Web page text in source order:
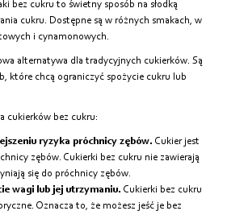
bez cukru to świetny sposób na słodką
cukru. Dostępne są w różnych smakach, w
i cynamonowych.
alternatywa dla tradycyjnych cukierków. Są
które chcą ograniczyć spożycie cukru lub
cukierków bez cukru:
ryzyka próchnicy zębów. Cukier jest
zębów. Cukierki bez cukru nie zawierają
się do próchnicy zębów.
wagi lub jej utrzymaniu. Cukierki bez cukru
Oznacza to, że możesz jeść je bez